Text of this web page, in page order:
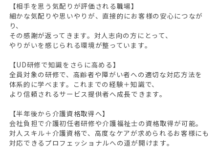
【相手を思う気配りが評価される職場】
細かな気配りや思いやりが、直接的にお客様の安心につなが
り、
その感謝が返ってきます。対人志向の方にとって、
やりがいを感じられる環境が整っています。
【UD研修で知識をさらに高める】
全員対象の研修で、高齢者や障がい者への適切な対応方法を
体系的に学べます。これまでの経験＋知識で、
より信頼されるサービス提供者へ成長できます。
【半年後から介護資格取得へ】
会社負担で介護初任者研修や介護福祉士の資格取得が可能。
対人スキル＋介護資格で、高度なケアが求められるお客様にも
対応できるプロフェッショナルへの道が開けます。